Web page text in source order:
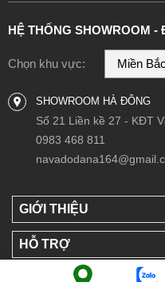
HỆ THỐNG SHOWROOM -
Chọn khu vực:
SHOWROOM HÀ ĐÔNG
Số 21 Liền kề 27 - KĐT
0983 468 811
GIỚI THIỆU
HỖ TRỢ